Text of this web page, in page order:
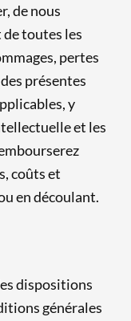
de nous
de toutes les
pertes
présentes
y
et les
coûts et
en découlant.
dispositions
générales